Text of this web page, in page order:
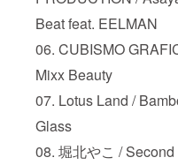
Beat feat. EELMAN
06. CUBISMO
Mixx Beauty
07. Lotus Land /
Glass
08. 堀北やこ /